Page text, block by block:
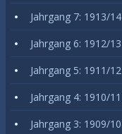
Jahrgang 7: 1913/14
Jahrgang 6: 1912/13
Jahrgang 5: 1911/12
Jahrgang 4: 1910/11
Jahrgang 3: 1909/10